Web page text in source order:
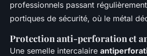
professionnels passant
portiques de sécurité, où le métal
Protection anti-perforation et
Une semelle intercalaire